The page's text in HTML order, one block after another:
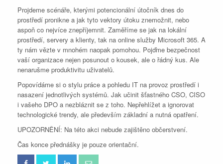
Projdeme scénáře, kterými potencionální útočník dnes do
prostředí pronikne a jak tyto vektory útoku znemožnit, nebo
aspoň co nejvíce znepříjemnit. Zaměříme se jak na lokální
prostředí, servery a klienty, tak na online služby Microsoft 365. A
ty nám vězte v mnohém naopak pomohou. Pojďme bezpečnost
vaší organizace nejen posunout o kousek, ale o řádný kus. Ale
nenarušme produktivitu uživatelů.
Popovídáme si o stylu práce a pohledu IT na provoz prostředí i
nasazení jednotlivých systémů. Jak učinit šťastného CSO, CISO
i vašeho DPO a nezbláznit se z toho. Nepřehlížet a ignorovat
technologické trendy, ale především základní a nutná opatření.
UPOZORNĚNÍ: Na této akci nebude zajištěno občerstvení.
Čas konce přednášky je pouze orientační.